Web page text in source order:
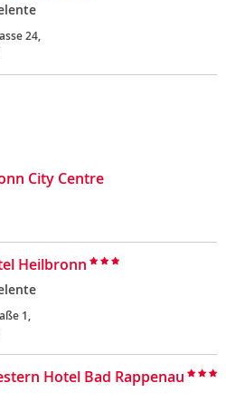
24,
City Centre
Heilbronn
1,
Hotel Bad Rappenau